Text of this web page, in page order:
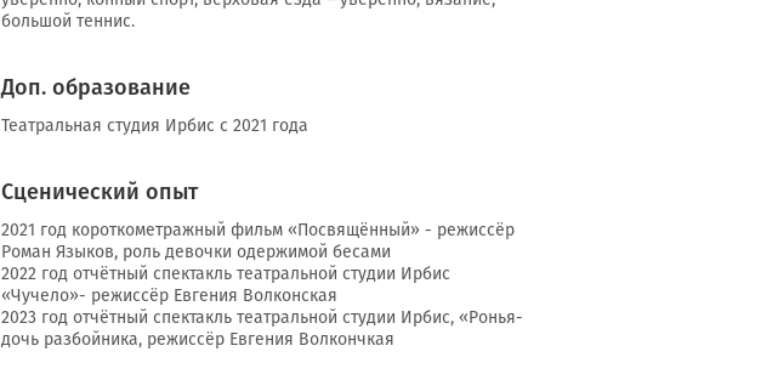
большой теннис.
Доп. образование
Театральная студия Ирбис с 2021 года
Сценический опыт
2021 год короткометражный фильм «Посвящённый» - режиссёр
Роман Языков, роль девочки одержимой бесами
2022 год отчётный спектакль театральной студии Ирбис
«Чучело»- режиссёр Евгения Волконская
2023 год отчётный спектакль театральной студии Ирбис, «Ронья-
дочь разбойника, режиссёр Евгения Волкончкая